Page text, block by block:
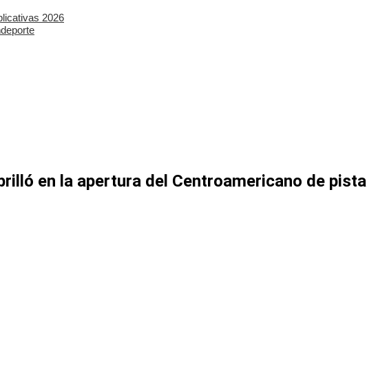
2026
en la apertura del Centroamericano de pista